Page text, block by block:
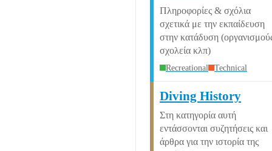
Πληροφορίες & σχόλια
σχετικά με την εκπαίδευση
στην κατάδυση
σχολεία κλπ)
Recreational Technical
Diving History
Στη κατηγορία αυτή
εντάσσονται συζητήσεις και
άρθρα για την ιστορία της